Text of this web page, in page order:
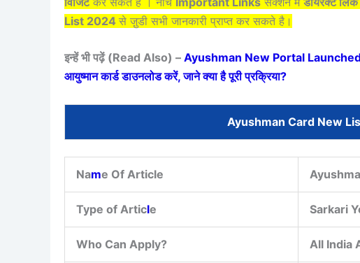
List 2024 से जु़डी सभी जानकारी प्राप्त कर सकते है।
इन्हें भी पढ़ें (Read Also) – Ayushman New Portal Launched :
आयुष्मान कार्ड डाउनलोड करें, जाने क्या है पूरी प्रक्रिया?
Ayushman Card New
Name Of Article
Type of Article Sarkari
Who Can Apply? All India